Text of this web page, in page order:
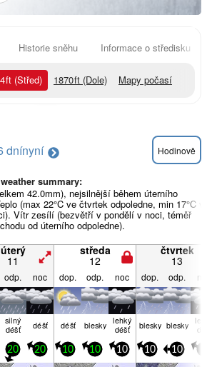
Historie sněhu Informace o středisku
ft (Střed) 1870ft (Dole) Mapy počasí
dnínyní Hodinově
summary:
42.0mm), nejsilnější během úterního
(max 22°C ve čtvrtek odpoledne, min 17°C v
Vítr zesílí (bezvětří v pondělí v noci, téměř
od úterního odpoledne).
úterý
11
středa
12
čtvrtek
13
odp. noc dop. odp. noc dop. odp.
silný
déšť déšť déšť blesky lehký
déšť blesky blesky
20 20 10 10 10 10 10